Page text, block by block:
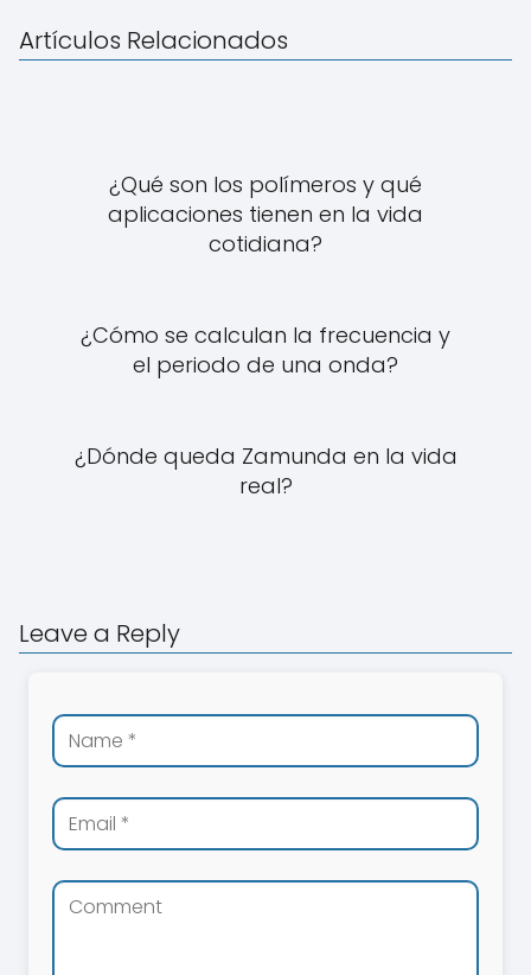
Artículos Relacionados
¿Qué son los polímeros y qué
aplicaciones tienen en la vida
cotidiana?
¿Cómo se calculan la frecuencia y
el periodo de una onda?
¿Dónde queda Zamunda en la vida
real?
Leave a Reply